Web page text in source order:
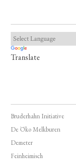
Translate
Bruderhahn Initiative
De Öko Melkburen
Demeter
Feinheimisch